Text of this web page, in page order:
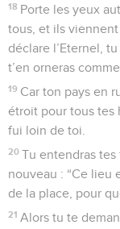
18 Porte les yeux
tous, et ils viennent
déclare l’Eternel,
t’en orneras
19 Car ton pays en
étroit pour tous tes
fui loin de toi.
20 Tu entendras
nouveau : “Ce lieu
de la place, pour
21 Alors tu te